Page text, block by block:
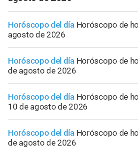
Horóscopo del día Horóscopo de
agosto de 2026
Horóscopo del día Horóscopo de
de agosto de 2026
Horóscopo del día Horóscopo de
10 de agosto de 2026
Horóscopo del día Horóscopo de
de agosto de 2026